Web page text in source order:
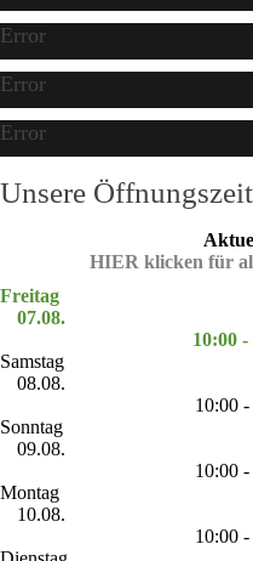
Error
Error
Error
Unsere
HIER klicken für
Freitag
07.08.
10:00 -
Samstag
08.08.
10:00
Sonntag
09.08.
10:00
Montag
10.08.
10:00